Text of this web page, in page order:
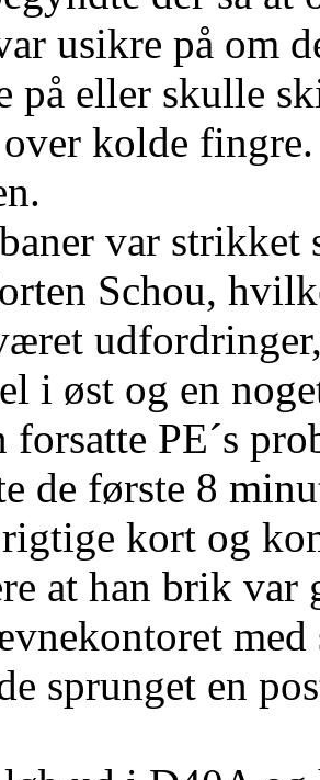
usikre på om
på eller skulle
kolde
var strikket
Schou,
i øst og en
forsatte PE´s
de første 8
kort og
at han brik var
sprunget en